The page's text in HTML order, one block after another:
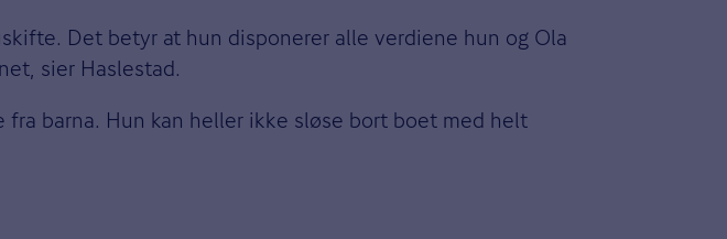
Det betyr at hun disponerer alle verdiene hun og Ola
sier Haslestad.
barna. Hun kan heller ikke sløse bort boet med helt